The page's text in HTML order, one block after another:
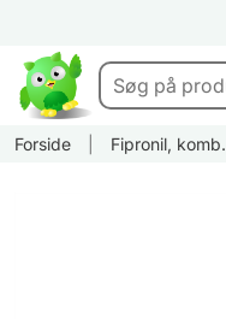
Forside Fipronil, komb.